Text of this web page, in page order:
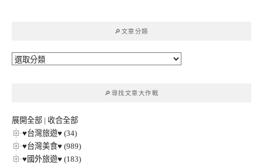
🔎文章分類
🔎
🔎尋找文章大作戰
展開全部 | 收合全部
♥台灣旅遊♥ (34)
♥台灣美食♥ (989)
♥國外旅遊♥ (183)